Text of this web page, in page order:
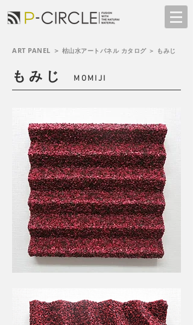
もみじ MOMIJI
ART PANEL ＞ 枯山水アートパネル カタログ ＞ もみじ